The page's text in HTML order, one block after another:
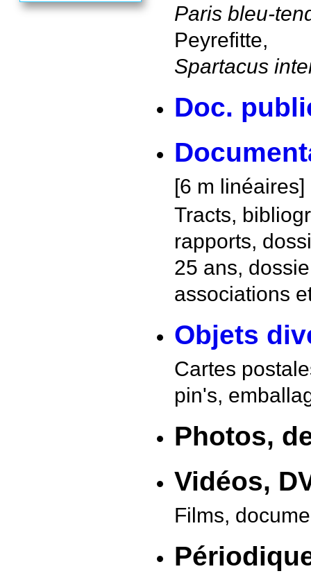
Paris bleu-
Peyrefitte,
Spartacus
Doc.
[6 m linéaires]
Tracts,
rapports,
25 ans,
associations
Objets
Cartes
pin's,
Photos,
Vidéos,
Films,